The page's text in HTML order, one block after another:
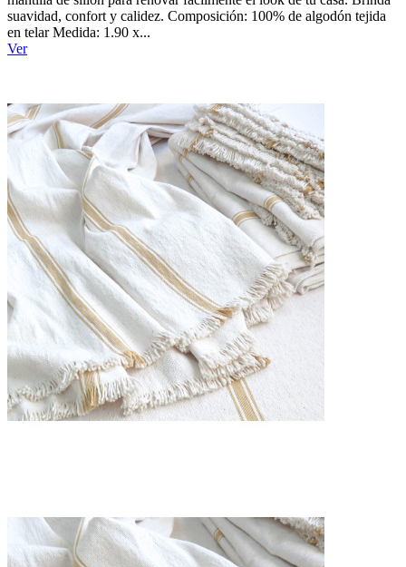
suavidad, confort y calidez. Composición: 100% de algodón tejida
en telar Medida: 1.90 x...
Ver